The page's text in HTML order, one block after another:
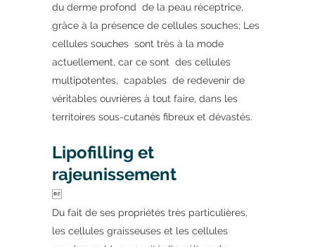
du derme profond de la peau réceptrice,
grâce à la présence de cellules souches; Les
cellules souches sont très à la mode
actuellement, car ce sont des cellules
multipotentes, capables de redevenir de
véritables ouvrières à tout faire, dans les
territoires sous-cutanés fibreux et dévastés.
Lipofilling et
rajeunissement

Du fait de ses propriétés très particulières,
les cellules graisseuses et les cellules